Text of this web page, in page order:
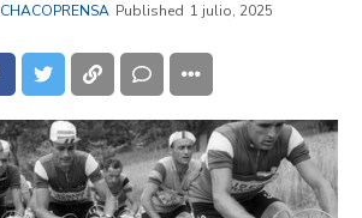
CHACOPRENSA Published 1 julio, 2025